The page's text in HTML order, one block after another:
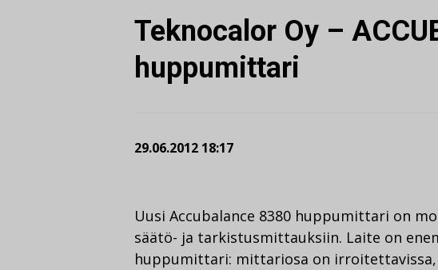
Teknocalor Oy –
huppumittari
29.06.2012 18:17
Uusi Accubalance 8380 huppumittari on
säätö- ja tarkistusmittauksiin. Laite on
huppumittari: mittariosa on